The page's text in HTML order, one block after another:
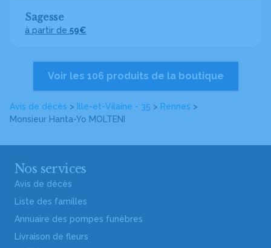
Avis de décès > Ille-et-Vilaine - 35 > Rennes >
Monsieur Hanta-Yo MOLTENI
Sagesse
à partir de 59€
Voir les 106 produits de la boutique
Nos services
Avis de décès
Liste des familles
Annuaire des pompes funèbres
Livraison de fleurs